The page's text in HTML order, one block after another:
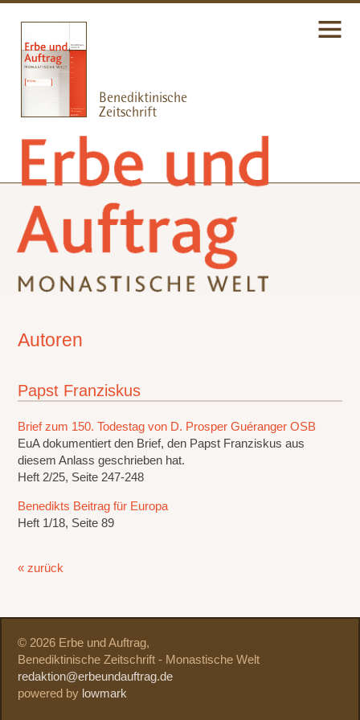
Autoren
Papst Franziskus
Brief zum 150. Todestag von D. Prosper Guéranger OSB
EuA dokumentiert den Brief, den Papst Franziskus aus
diesem Anlass geschrieben hat.
Heft 2/25, Seite 247-248
Benedikts Beitrag für Europa
Heft 1/18, Seite 89
« zurück
© 2026 Erbe und Auftrag,
Benediktinische Zeitschrift - Monastische Welt
redaktion@erbeundauftrag.de
powered by lowmark